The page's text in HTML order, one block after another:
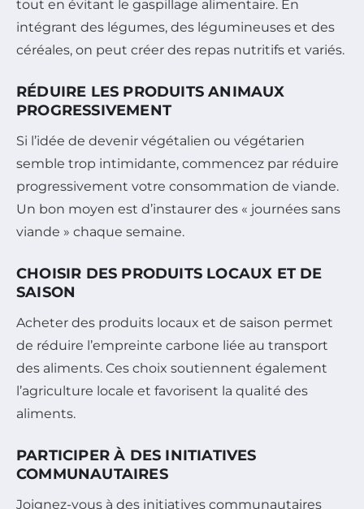
tout en évitant le gaspillage alimentaire. En
intégrant des légumes, des légumineuses et des
céréales, on peut créer des repas nutritifs et variés.
RÉDUIRE LES PRODUITS ANIMAUX
PROGRESSIVEMENT
Si l’idée de devenir végétalien ou végétarien
semble trop intimidante, commencez par réduire
progressivement votre consommation de viande.
Un bon moyen est d’instaurer des « journées sans
viande » chaque semaine.
CHOISIR DES PRODUITS LOCAUX ET DE
SAISON
Acheter des produits locaux et de saison permet
de réduire l’empreinte carbone liée au transport
des aliments. Ces choix soutiennent également
l’agriculture locale et favorisent la qualité des
aliments.
PARTICIPER À DES INITIATIVES
COMMUNAUTAIRES
Joignez-vous à des initiatives communautaires